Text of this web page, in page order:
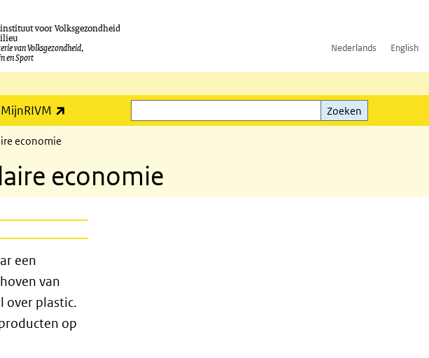
voor Volksgezondheid
van Volksgezondheid,
en Sport
Nederlands English
MijnRIVM
Zoeken
Zoeken
economie
economie
een
van
over plastic.
op